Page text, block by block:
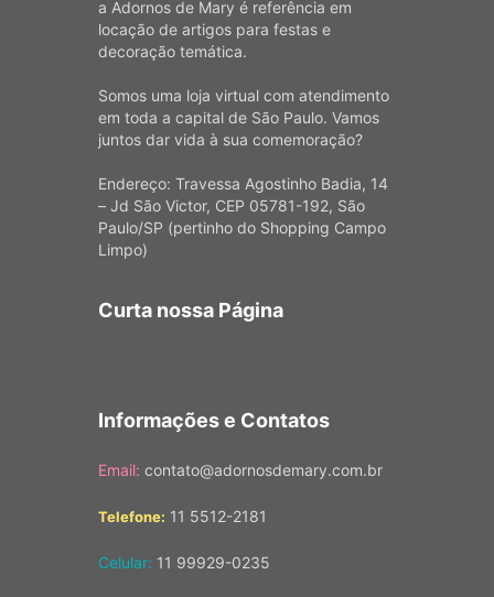
a Adornos de Mary é referência em
locação de artigos para festas e
decoração temática.
Somos uma loja virtual com atendimento
em toda a capital de São Paulo. Vamos
juntos dar vida à sua comemoração?
Endereço: Travessa Agostinho Badia, 14
– Jd São Victor, CEP 05781-192, São
Paulo/SP (pertinho do Shopping Campo
Limpo)
Curta nossa Página
Informações e Contatos
Email: contato@adornosdemary.com.br
Telefone: 11 5512-2181
Celular: 11 99929-0235